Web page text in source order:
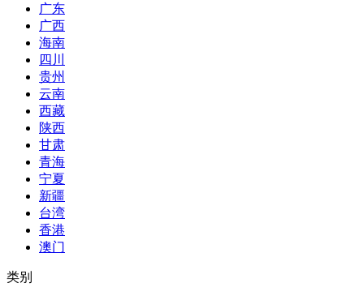
广东
广西
海南
四川
贵州
云南
西藏
陕西
甘肃
青海
宁夏
新疆
台湾
香港
澳门
类别